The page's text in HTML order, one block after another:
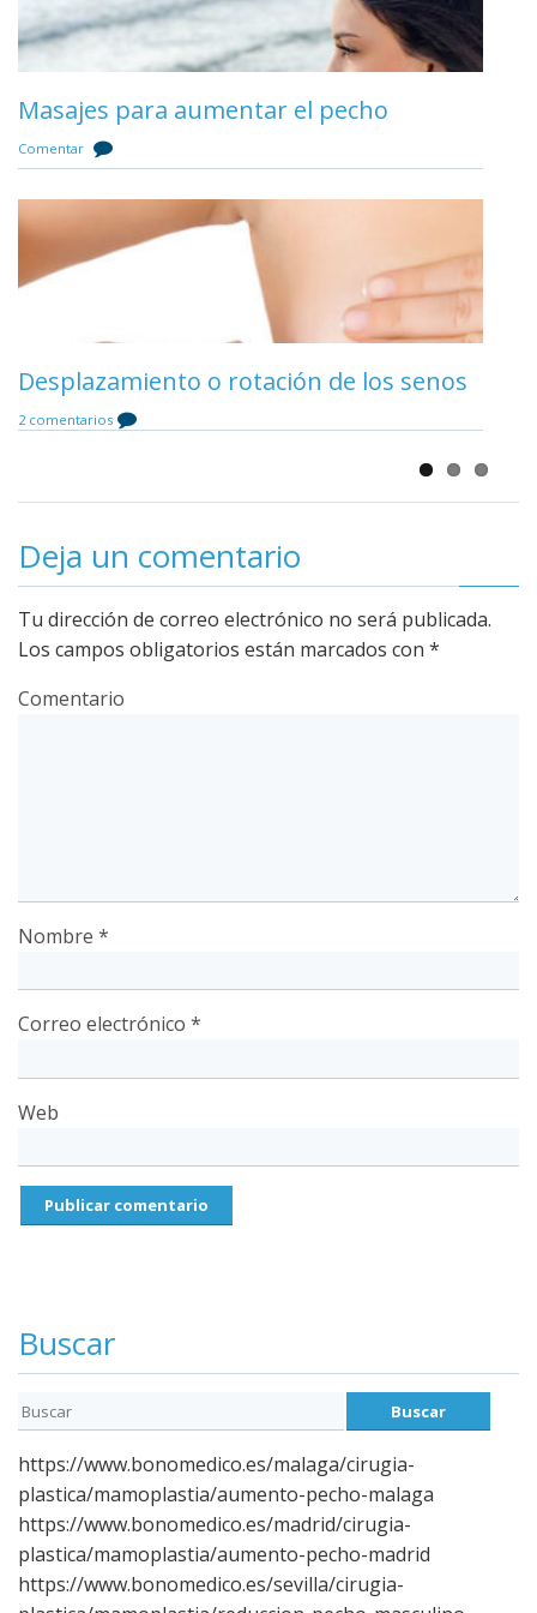
Masajes para aumentar el pecho
Comentar
Desplazamiento o rotación de los senos
2 comentarios
Historia de la cirugía del aumento de
pecho
Comentar
¿Qué es una contractura capsular?
Anatomía de la mama
Comentar
Precio del aumento de pecho
Comentar
Deja un comentario
Tu dirección de correo electrónico no será publicada.
Los campos obligatorios están marcados con *
Comentario
Nombre *
Correo electrónico *
Web
Buscar
https://www.bonomedico.es/malaga/cirugia-
plastica/mamoplastia/aumento-pecho-malaga
https://www.bonomedico.es/madrid/cirugia-
plastica/mamoplastia/aumento-pecho-madrid
https://www.bonomedico.es/sevilla/cirugia-